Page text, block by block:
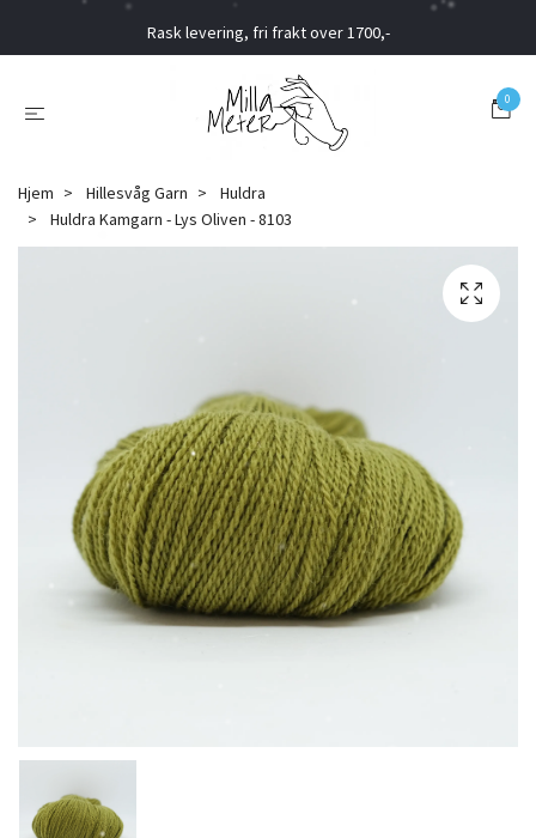
Rask levering, fri frakt over 1700,-
0
Hjem Hillesvåg Garn
Huldra
Huldra Kamgarn - Lys Oliven - 8103